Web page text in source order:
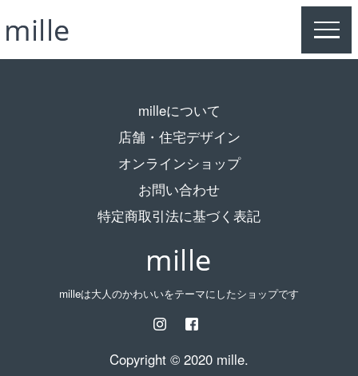
milleについて
店舗・住宅デザイン
オンラインショップ
お問い合わせ
特定商取引法に基づく表記
milleは大人のかわいいをテーマにしたショップです
Copyright © 2020 mille.